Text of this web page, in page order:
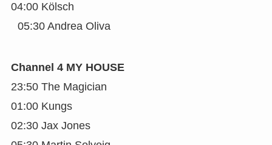
04:00 Kölsch
05:30 Andrea Oliva
Channel 4 MY HOUSE
23:50 The Magician
01:00 Kungs
02:30 Jax Jones